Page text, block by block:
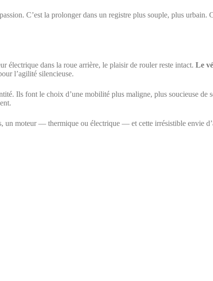
C’est la prolonger dans un registre plus souple, plus
électrique dans la roue arrière, le plaisir de rouler reste intact. Le
l’agilité silencieuse.
Ils font le choix d’une mobilité plus maligne, plus soucieuse
un moteur — thermique ou électrique — et cette irrésistible envie